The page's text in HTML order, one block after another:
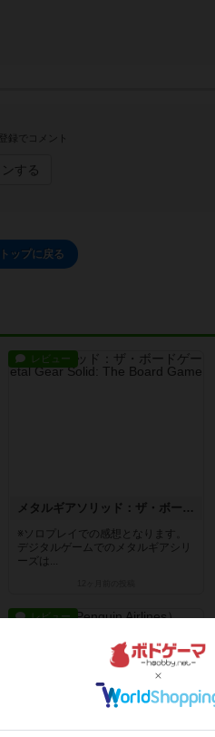
録でコメント
する
ップに戻る
レビュー
メタルギアソリッド：ザ・ボードゲーム
※ソロプレイでの感想となります。
デジタルゲームでのメタルギアシリ
ーズは...
レビュー